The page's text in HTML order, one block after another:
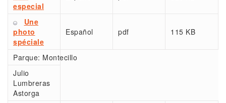
especial
Une
photo
spéciale
Español pdf 115 KB
Parque: Montecillo
Julio
Lumbreras
Astorga